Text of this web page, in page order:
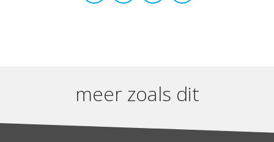
meer zoals dit